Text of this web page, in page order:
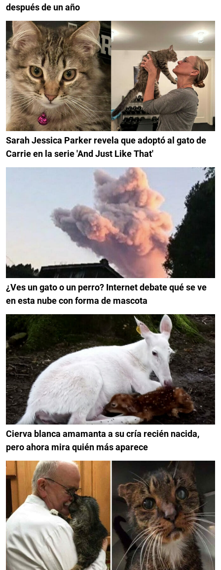
después de un año
Sarah Jessica Parker revela que adoptó al gato de
Carrie en la serie 'And Just Like That'
¿Ves un gato o un perro? Internet debate qué se ve
en esta nube con forma de mascota
Cierva blanca amamanta a su cría recién nacida,
pero ahora mira quién más aparece